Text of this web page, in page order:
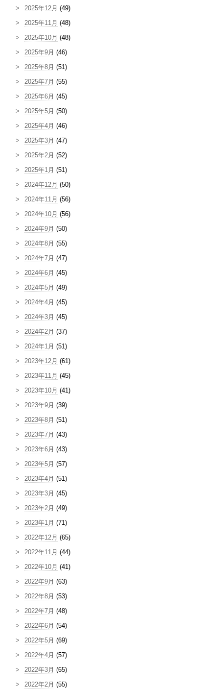
2025年12月 (49)
2025年11月 (48)
2025年10月 (48)
2025年9月 (46)
2025年8月 (51)
2025年7月 (55)
2025年6月 (45)
2025年5月 (50)
2025年4月 (46)
2025年3月 (47)
2025年2月 (52)
2025年1月 (51)
2024年12月 (50)
2024年11月 (56)
2024年10月 (56)
2024年9月 (50)
2024年8月 (55)
2024年7月 (47)
2024年6月 (45)
2024年5月 (49)
2024年4月 (45)
2024年3月 (45)
2024年2月 (37)
2024年1月 (51)
2023年12月 (61)
2023年11月 (45)
2023年10月 (41)
2023年9月 (39)
2023年8月 (51)
2023年7月 (43)
2023年6月 (43)
2023年5月 (57)
2023年4月 (51)
2023年3月 (45)
2023年2月 (49)
2023年1月 (71)
2022年12月 (65)
2022年11月 (44)
2022年10月 (41)
2022年9月 (63)
2022年8月 (53)
2022年7月 (48)
2022年6月 (54)
2022年5月 (69)
2022年4月 (57)
2022年3月 (65)
2022年2月 (55)